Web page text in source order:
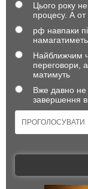
Цього року
процесу. А
рф навпаки
Найближчим
переговори,
матимуть
Вже давно не
завершення